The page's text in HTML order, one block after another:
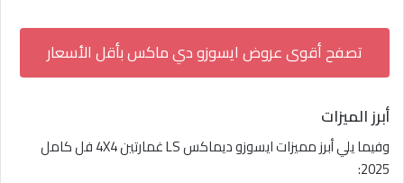
تصفح أقوى عروض ايسوزو دي ماكس بأقل الأسعار
أبرز الميزات
وفيما يلي أبرز مميزات ايسوزو ديماكس LS غمارتين 4X4 فل كامل
2025: